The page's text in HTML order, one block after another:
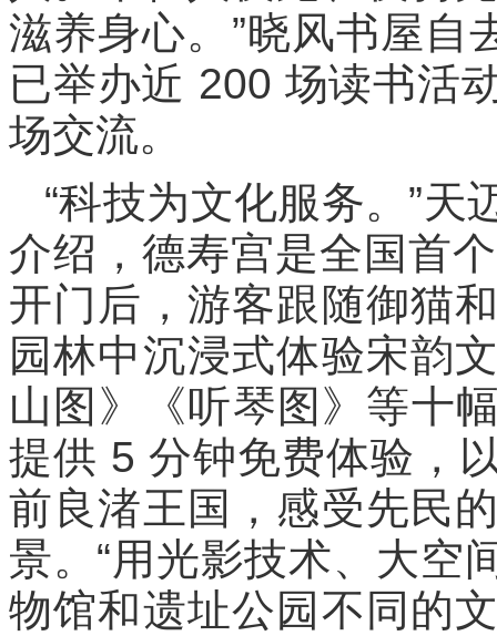
滋养身心。”晓风书屋自
已举办近 200 场读书活
场交流。
“科技为文化服务。”
介绍，德寿宫是全国首
开门后，游客跟随御猫
园林中沉浸式体验宋韵
山图》《听琴图》等十
提供 5 分钟免费体验，
前良渚王国，感受先民
景。“用光影技术、大空
物馆和遗址公园不同的